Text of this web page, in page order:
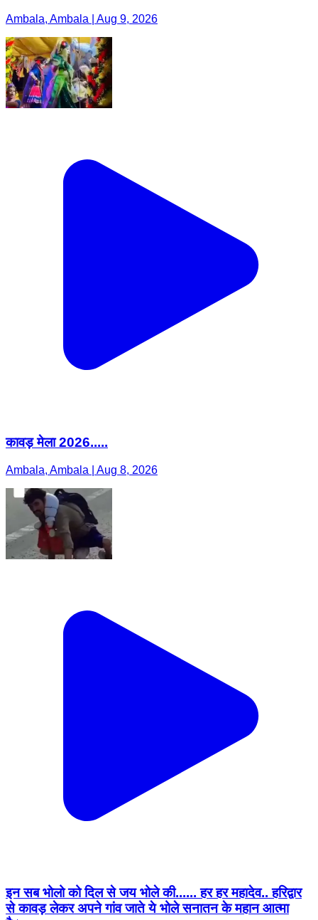
Ambala, Ambala | Aug 9, 2026
कावड़ मेला 2026.....
Ambala, Ambala | Aug 8, 2026
इन सब भोलो को दिल से जय भोले की...... हर हर महादेव.. हरिद्वार
से कावड़ लेकर अपने गांव जाते ये भोले सनातन के महान आत्मा